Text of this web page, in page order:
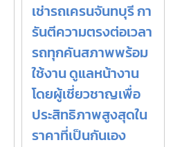
เช่ารถเครนจันทบุรี กา
รันตีความตรงต่อเวลา
รถทุกคันสภาพพร้อม
ใช้งาน ดูแลหน้างาน
โดยผู้เชี่ยวชาญเพื่อ
ประสิทธิภาพสูงสุดใน
ราคาที่เป็นกันเอง